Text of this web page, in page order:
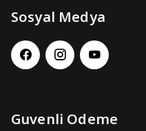
Sosyal Medya
Guvenli Odeme